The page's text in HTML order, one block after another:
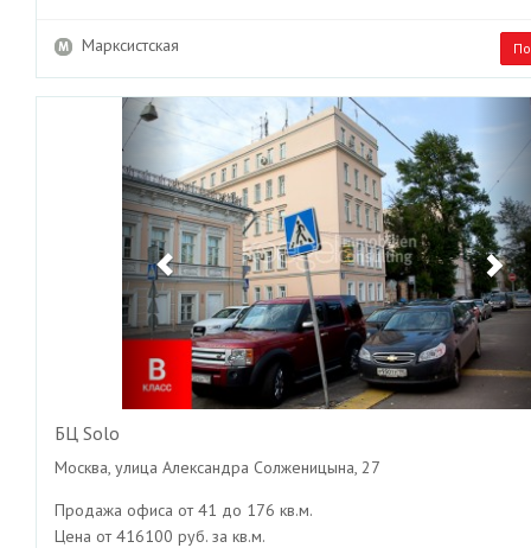
Марксистская
Previous
БЦ Solo
Москва, улица Александра Солженицына, 27
Продажа офиса от 41 до 176 кв.м.
Цена от 416100 руб. за кв.м.